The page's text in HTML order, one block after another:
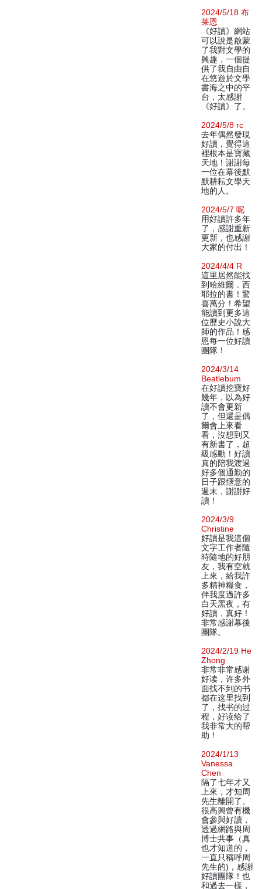
2024/5/18 布
莱恩
《好讀》網站
可以說是啟蒙
了我對文學的
興趣，一個提
供了我自由自
在悠遊於文學
書海之中的平
台，太感謝
《好讀》了。
2024/5/8 rc
去年偶然發現
好讀，覺得這
裡根本是寶藏
天地！謝謝每
一位在幕後默
默耕耘文學天
地的人。
2024/5/7 呢
用好讀許多年
了，感謝重新
更新，也感謝
大家的付出！
2024/4/4 R
這里居然能找
到哈維爾．西
耶拉的書！驚
喜萬分！希望
能讀到更多這
位歷史小說大
師的作品！感
恩每一位好讀
團隊！
2024/3/14
Beatlebum
在好讀挖寶好
幾年，以為好
讀不會更新
了，但還是偶
爾會上來看
看，沒想到又
有新書了，超
級感動！好讀
真的陪我渡過
好多個通勤的
日子跟愜意的
週末，謝謝好
讀！
2024/3/9
Christine
好讀是我這個
文字工作者隨
時隨地的好朋
友，我有空就
上來，給我許
多精神糧食，
伴我度過許多
白天黑夜，有
好讀，真好！
非常感謝幕後
團隊。
2024/2/19 He
Zhong
非常非常感谢
好读，许多外
面找不到的书
都在这里找到
了，找书的过
程，好读给了
我非常大的帮
助！
2024/1/13
Vanessa
Chen
隔了七年才又
上來，才知周
先生離開了。
很高興曾有機
會參與好讀，
透過網路與周
博士共事（真
也才知道的，
一直只稱呼周
先生的)，感謝
好讀團隊！也
和過去一樣，